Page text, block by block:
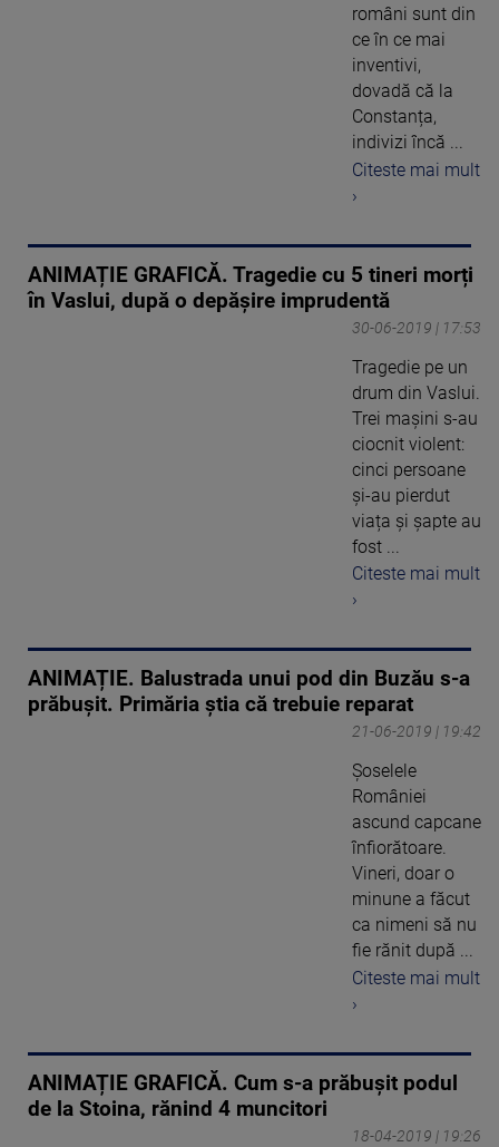
români sunt din
ce în ce mai
inventivi,
dovadă că la
Constanța,
indivizi încă ...
Citeste mai mult
›
ANIMAȚIE GRAFICĂ. Tragedie cu 5 tineri morți
în Vaslui, după o depășire imprudentă
30-06-2019 | 17:53
Tragedie pe un
drum din Vaslui.
Trei mașini s-au
ciocnit violent:
cinci persoane
și-au pierdut
viața și șapte au
fost ...
Citeste mai mult
›
ANIMAȚIE. Balustrada unui pod din Buzău s-a
prăbușit. Primăria știa că trebuie reparat
21-06-2019 | 19:42
Şoselele
României
ascund capcane
înfiorătoare.
Vineri, doar o
minune a făcut
ca nimeni să nu
fie rănit după ...
Citeste mai mult
›
ANIMAȚIE GRAFICĂ. Cum s-a prăbușit podul
de la Stoina, rănind 4 muncitori
18-04-2019 | 19:26